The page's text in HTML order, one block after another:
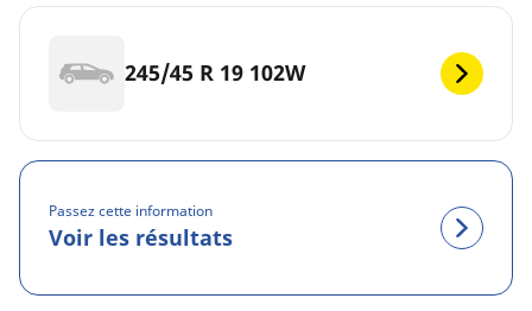
245/45 R 19 102W
Passez cette information
Voir les résultats